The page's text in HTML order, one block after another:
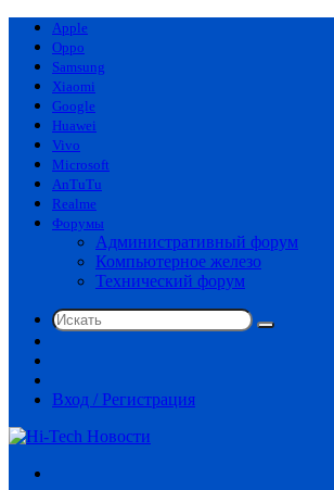
Apple
Oppo
Samsung
Xiaomi
Google
Huawei
Vivo
Microsoft
AnTuTu
Realme
Форумы
Административный форум
Компьютерное железо
Технический форум
Искать
статья
Вход / Регистрация